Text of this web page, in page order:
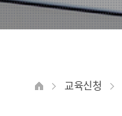
교육신청